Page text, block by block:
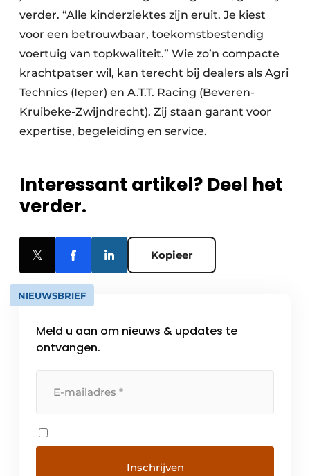
verder. “Alle kinderziektes zijn eruit. Je kiest
voor een betrouwbaar, toekomstbestendig
voertuig van topkwaliteit.” Wie zo’n compacte
krachtpatser wil, kan terecht bij dealers als Agri
Technics (Ieper) en A.T.T. Racing (Beveren-
Kruibeke-Zwijndrecht). Zij staan garant voor
expertise, begeleiding en service.
Interessant artikel? Deel het
verder.
Kopieer
NIEUWSBRIEF
Meld u aan om nieuws & updates te
ontvangen.